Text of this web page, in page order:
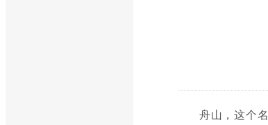
舟山，这个